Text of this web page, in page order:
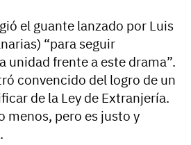
el guante lanzado por Luis
“para seguir
unidad frente a este drama”.
convencido del logro de un
de la Ley de Extranjería.
menos, pero es justo y